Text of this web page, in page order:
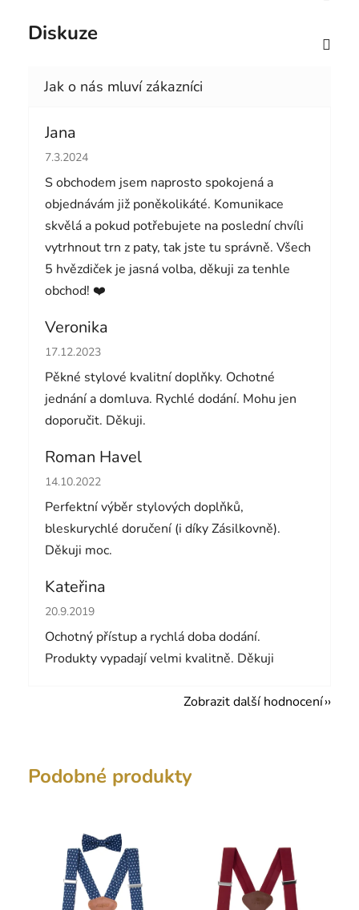
Diskuze
Jana
Hodnocení obchodu je 5 z 5 hvězdiček.
7.3.2024
S obchodem jsem naprosto spokojená a
objednávám již poněkolikáté. Komunikace
skvělá a pokud potřebujete na poslední chvíli
vytrhnout trn z paty, tak jste tu správně. Všech
5 hvězdiček je jasná volba, děkuji za tenhle
obchod! ❤️
Veronika
Hodnocení obchodu je 5 z 5 hvězdiček.
17.12.2023
Pěkné stylové kvalitní doplňky. Ochotné
jednání a domluva. Rychlé dodání. Mohu jen
doporučit. Děkuji.
Roman Havel
Hodnocení obchodu je 5 z 5 hvězdiček.
14.10.2022
Perfektní výběr stylových doplňků,
bleskurychlé doručení (i díky Zásilkovně).
Děkuji moc.
Kateřina
Hodnocení obchodu je 5 z 5 hvězdiček.
20.9.2019
Ochotný přístup a rychlá doba dodání.
Produkty vypadají velmi kvalitně. Děkuji
Zobrazit další hodnocení
Podobné produkty